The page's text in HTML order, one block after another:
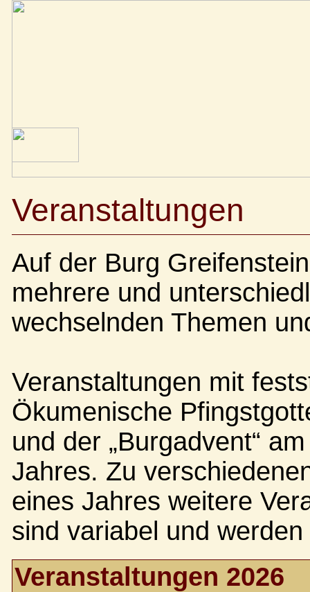
Veranstaltungen
Auf der Burg
mehrere und
wechselnden Themen
Veranstaltungen mit
Ökumenische
und der „Burgadvent“
Jahres. Zu
eines Jahres weitere
sind variabel und
Veranstaltungen 2026